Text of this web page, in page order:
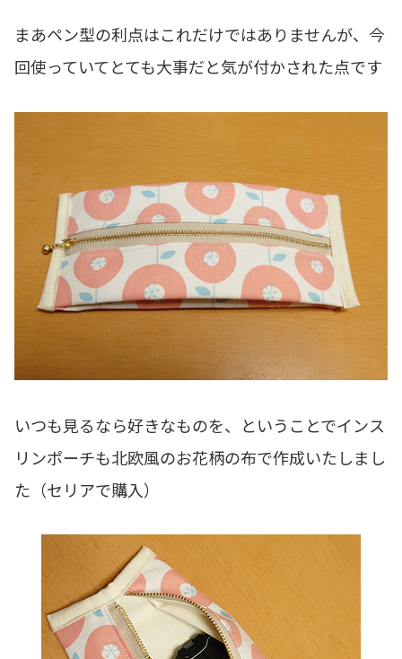
まあペン型の利点はこれだけではありませんが、今
回使っていてとても大事だと気が付かされた点です
いつも見るなら好きなものを、ということでインス
リンポーチも北欧風のお花柄の布で作成いたしまし
た（セリアで購入）